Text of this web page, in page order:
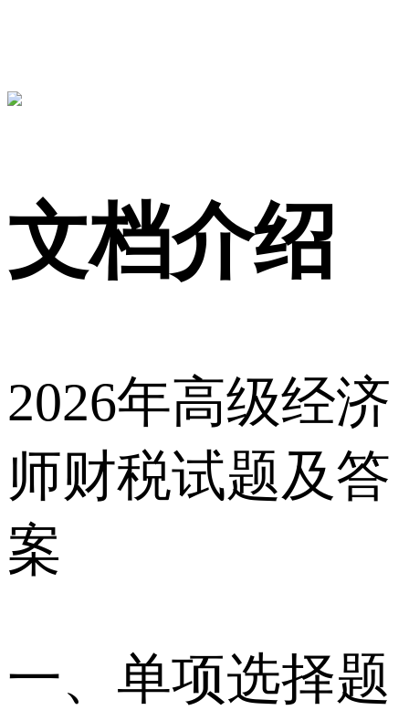
文档介绍
2026年高级经济
师财税试题及答
案
一、单项选择题